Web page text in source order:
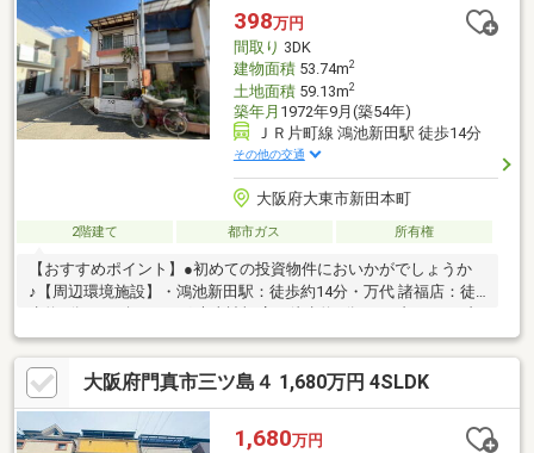
緒に解決していきましょう！他社・他サイトの掲載物件もまとめ
てご見学・ご提案可能です♪ぜひご相談ください(^^)
398万円
間取り 3DK
建物面積53.74m2
土地面積59.13m2
築年月 1972年9月(築54年)
ＪＲ片町線 鴻池新田駅 徒歩14分
その他の交通
大阪府大東市新田本町
2階建て 都市ガス 所有権
【おすすめポイント】●初めての投資物件においかがでしょうか
♪【周辺環境施設】・鴻池新田駅：徒歩約14分・万代 諸福店：徒
ン 大東新田西町店：徒歩約4分・ファミリーマート 大東新田西町
店：徒歩約9分・大東市立諸福中学校：徒歩約10分・大東市立諸
福小学校：徒歩約12分・幼保連携型 認定こども園 茨田大宮こども
園：徒歩約4分・新田本町第1地域広場：徒歩約1分ご覧いただき
ありがとうございます♪是非お気軽にお問い合わせください♪
大阪府門真市三ツ島４ 1,680万円 4SLDK
1,680万円